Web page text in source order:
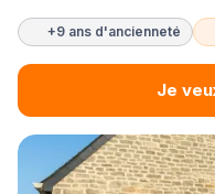
+9 ans d'ancienneté
Je